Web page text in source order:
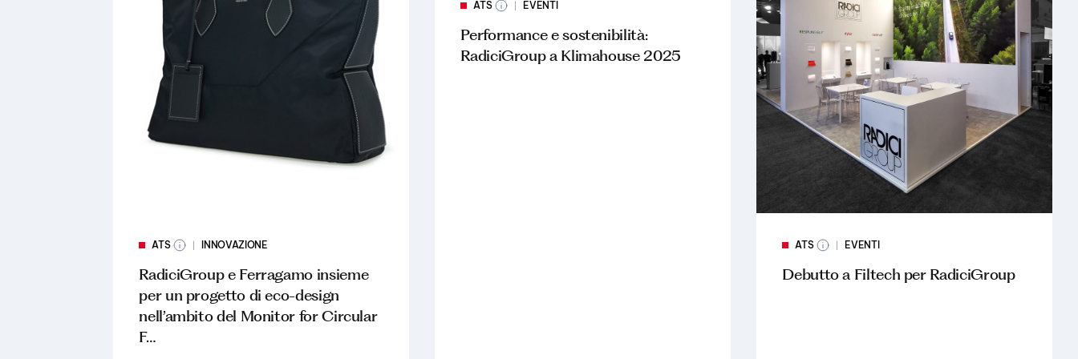
ATS INNOVAZIONE
RadiciGroup e Ferragamo insieme
per un progetto di eco-design
nell’ambito del Monitor for Circular
F…
ATS EVENTI
Performance e sostenibilità:
RadiciGroup a Klimahouse 2025
ATS EVENTI
Debutto a Filtech per RadiciGroup